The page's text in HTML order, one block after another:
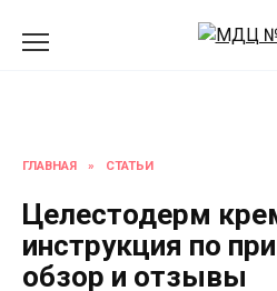
ГЛАВНАЯ » СТАТЬИ
Целестодерм
инструкция по
обзор и отзывы